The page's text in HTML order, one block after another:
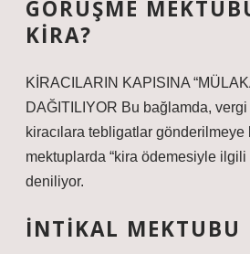
GÖRÜŞME
KIRA?
KİRACILARIN KAPISINA
DAĞITILIYOR Bu bağlamda,
kiracılara tebligatlar gönderilmeye
mektuplarda “kira ödemesiyle ilgili
deniliyor.
İNTIKAL MEKTUBU